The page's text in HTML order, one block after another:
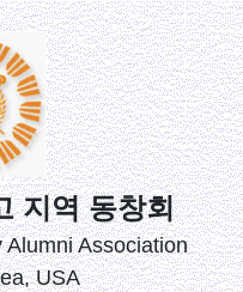
지역 동창회
Association
USA